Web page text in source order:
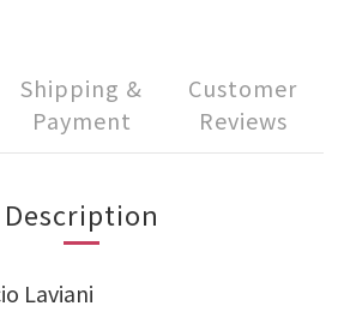
Shipping &
Payment
Customer
Reviews
Description
Laviani